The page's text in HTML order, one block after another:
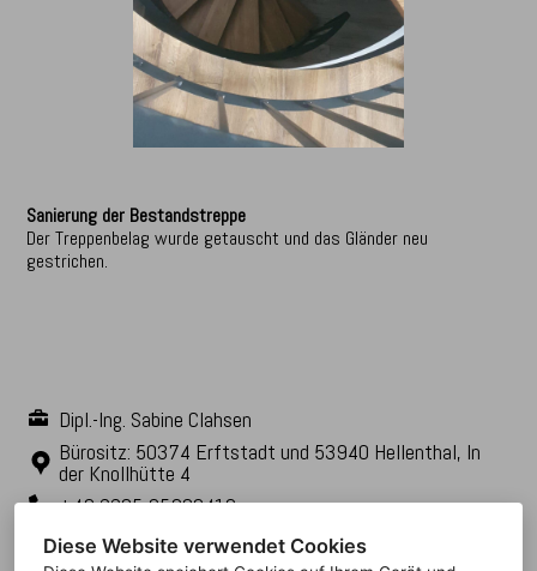
Diese Website verwendet Cookies
Sanierung der Bestandstreppe
Der Treppenbelag wurde getauscht und das Gländer neu
gestrichen.
Dipl.-Ing. Sabine Clahsen
Bürositz: 50374 Erftstadt und 53940 Hellenthal, In
der Knollhütte 4
+49 2235 95930410
info@clahsen-architektur.de